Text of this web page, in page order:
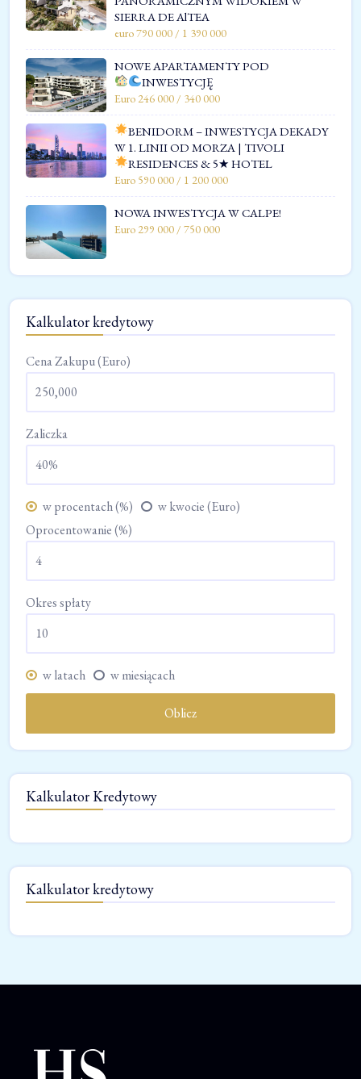
SIERRA DE AlTEA
euro 790 000 / 1 390 000
NOWE APARTAMENTY POD
INWESTYCJĘ
Euro 246 000 / 340 000
BENIDORM – INWESTYCJA DEKADY
W 1. LINII OD MORZA | TIVOLI
RESIDENCES & 5★ HOTEL
Euro 590 000 / 1 200 000
NOWA INWESTYCJA W CALPE!
Euro 299 000 / 750 000
Kalkulator kredytowy
Cena Zakupu (Euro)
Zaliczka
w procentach (%)
w kwocie (Euro)
Oprocentowanie (%)
Okres spłaty
w latach w miesiącach
Oblicz
Kalkulator Kredytowy
Kalkulator kredytowy